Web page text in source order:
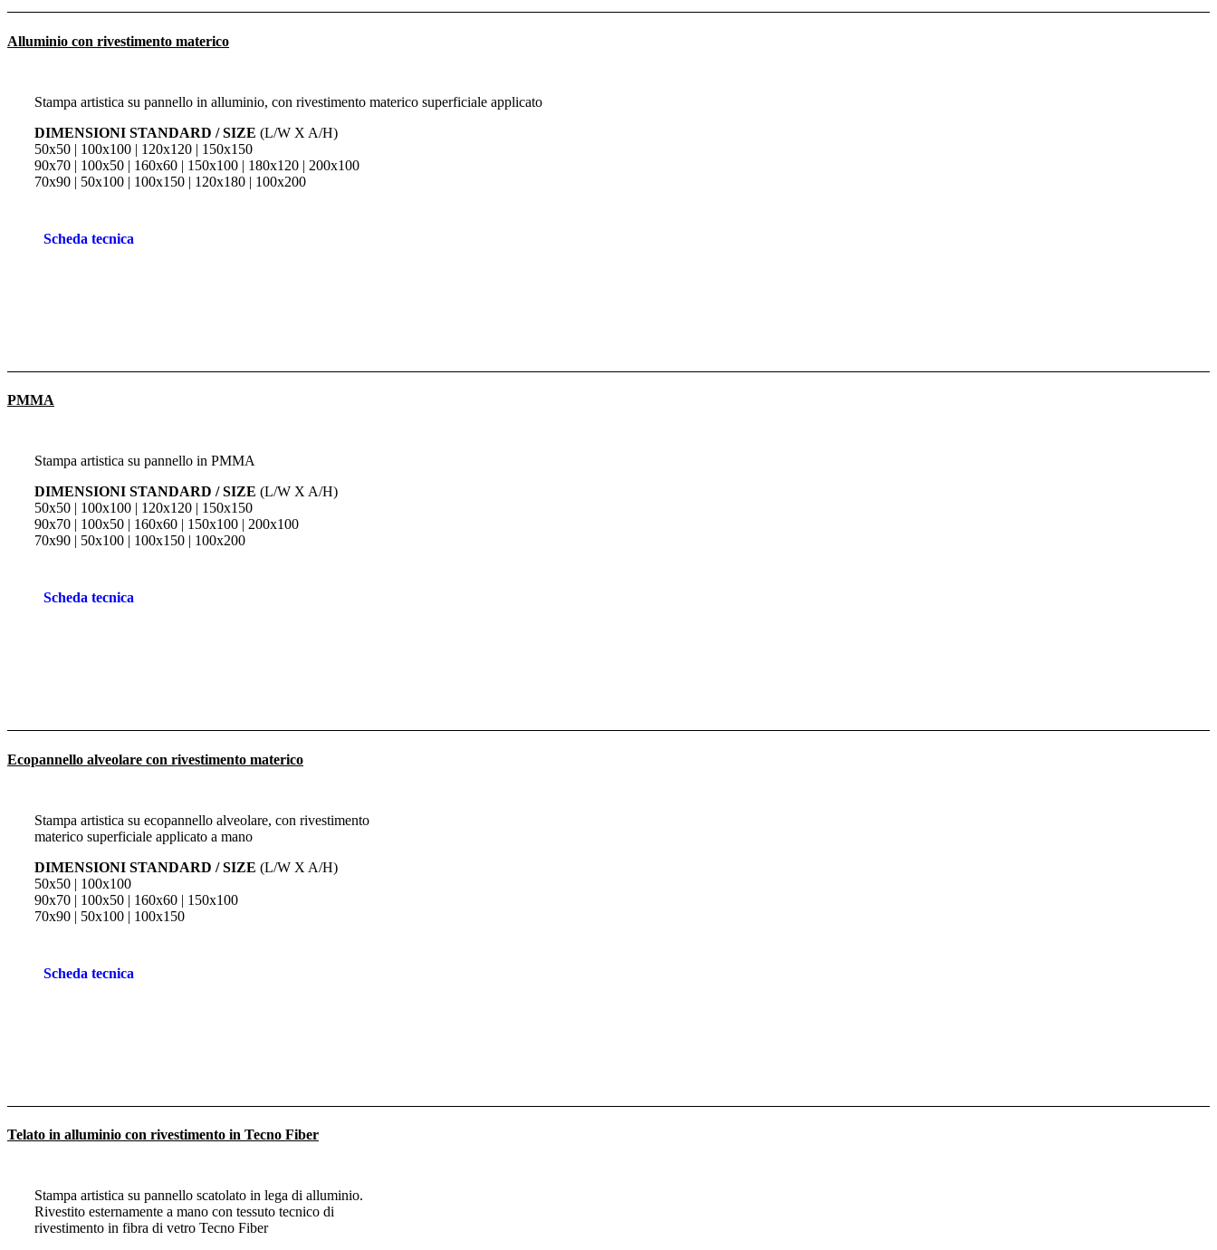
Alluminio con rivestimento materico
Stampa artistica su pannello in alluminio, con rivestimento materico superficiale applicato
DIMENSIONI STANDARD / SIZE (L/W X A/H)
50x50 | 100x100 | 120x120 | 150x150
90x70 | 100x50 | 160x60 | 150x100 | 180x120 | 200x100
70x90 | 50x100 | 100x150 | 120x180 | 100x200
Scheda tecnica
PMMA
Stampa artistica su pannello in PMMA
DIMENSIONI STANDARD / SIZE (L/W X A/H)
50x50 | 100x100 | 120x120 | 150x150
90x70 | 100x50 | 160x60 | 150x100 | 200x100
70x90 | 50x100 | 100x150 | 100x200
Scheda tecnica
Ecopannello alveolare con rivestimento materico
Stampa artistica su ecopannello alveolare, con rivestimento
materico superficiale applicato a mano
DIMENSIONI STANDARD / SIZE (L/W X A/H)
50x50 | 100x100
90x70 | 100x50 | 160x60 | 150x100
70x90 | 50x100 | 100x150
Scheda tecnica
Telato in alluminio con rivestimento in Tecno Fiber
Stampa artistica su pannello scatolato in lega di alluminio.
Rivestito esternamente a mano con tessuto tecnico di
rivestimento in fibra di vetro Tecno Fiber